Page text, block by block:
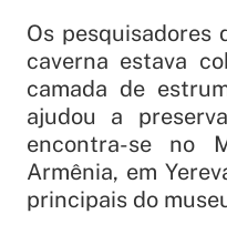
Os pesquisadores
caverna estava
camada de
ajudou a
encontra-se no
Armênia, em
principais do